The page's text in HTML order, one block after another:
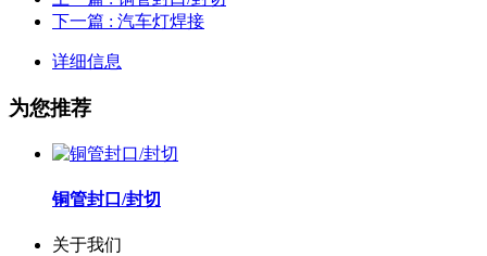
下一篇 : 汽车灯焊接
详细信息
为您推荐
铜管封口/封切
关于我们